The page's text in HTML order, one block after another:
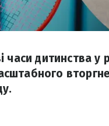
дитинства у